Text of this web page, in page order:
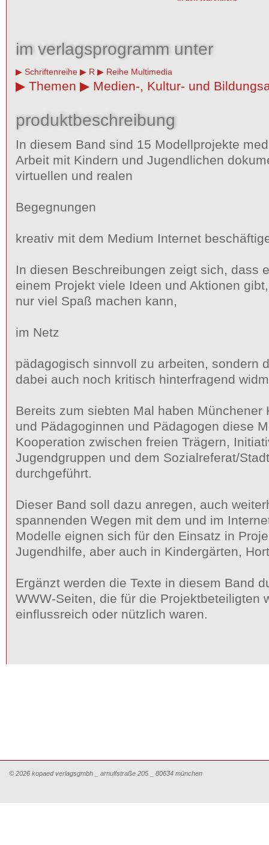
im verlagsprogramm unter
Schriftenreihe R Reihe Multimedia
Themen Medien-, Kultur- und
produktbeschreibung
In diesem Band sind 15 Modellprojekte
Arbeit mit Kindern und Jugendlichen
virtuellen und realen
Begegnungen
kreativ mit dem Medium Internet
In diesen Beschreibungen zeigt sich, dass
einem Projekt viele Ideen und Aktionen
nur viel Spaß machen kann,
im Netz
pädagogisch sinnvoll zu arbeiten, sondern
dabei auch noch kritisch hinterfragend
Bereits zum siebten Mal haben Münchener
und Pädagoginnen und Pädagogen diese
Kooperation zwischen freien Trägern,
Jugendgruppen und dem Sozialreferat/
durchgeführt.
Dieser Band soll dazu anregen, auch
spannenden Wegen mit dem und im
Modelle eignen sich für den Einsatz in
Jugendhilfe, aber auch in Kindergärten,
Ergänzt werden die Texte in diesem Band
WWW-Seiten, die für die Projektbeteiligten
einflussreich oder nützlich waren.
© 2026 kopaed verlagsgmbh _ arnulfstraße 205 _ 80634 münchen